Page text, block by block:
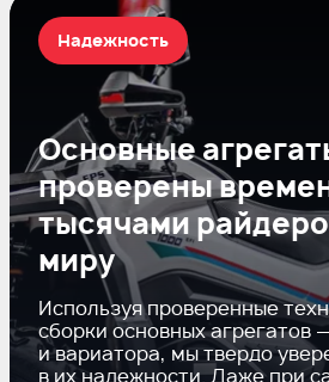
Основные
проверены
тысячами
миру
Используя проверенные
сборки основных агрегатов
и вариатора, мы твердо
в их надежности. Даже при
Надежность